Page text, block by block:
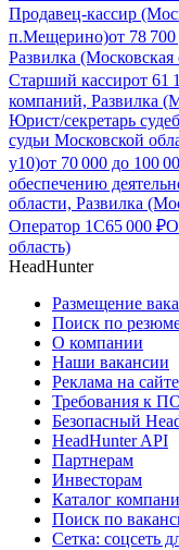
Продавец-кассир
п.Мещерино)от 78 700
Развилка (Московская
Старший кассирот 61
компаний, Развилка
Юрист/секретарь
судьи Московской
у10)от 70 000 до 100
обеспечению
области, Развилка
Оператор 1С65 000 ₽
область)
HeadHunter
Размещение
Поиск по
О компании
Наши вакансии
Реклама на сайте
Требования к
Безопасный
HeadHunter API
Партнерам
Инвесторам
Каталог
Поиск по
Сетка: соцсеть